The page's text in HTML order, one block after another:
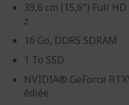
39,6 cm (15,6") Full
z
16 Go, DDR5 SDRAM
1 To SSD
NVIDIA® GeForce
édiée